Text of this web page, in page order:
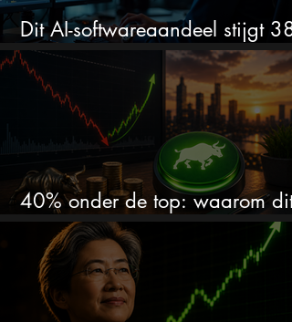
Dit AI-softwareaandeel stijgt
en zet de SaaS-crash op zijn
40% onder de top: waarom dit
aandeel weer interessant wordt